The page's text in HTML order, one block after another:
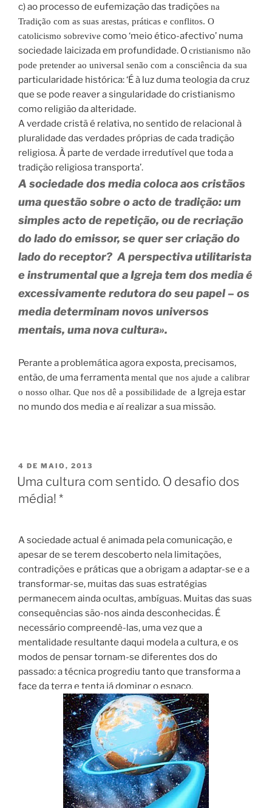
c) ao processo de eufemização das tradições na
Tradição com as suas arestas, práticas e conflitos. O
catolicismo sobrevive como ‘meio ético-afectivo’ numa
sociedade laicizada em profundidade. Ocristianismo não
pode pretender ao universal senão com a consciência da sua
particularidade histórica: ‘É à luz duma teologia da cruz
que se pode reaver a singularidade do cristianismo
como religião da alteridade.
A verdade cristã é relativa, no sentido de relacional à
pluralidade das verdades próprias de cada tradição
religiosa. À parte de verdade irredutível que toda a
tradição religiosa transporta’.
A sociedade dos media coloca aos cristãos
uma questão sobre o acto de tradição: um
simples acto de repetição, ou de recriação
do lado do emissor, se quer ser criação do
lado do receptor? A perspectiva utilitarista
e instrumental que a Igreja tem dos media é
excessivamente redutora do seu papel – os
media determinam novos universos
mentais, uma nova cultura».
Perante a problemática agora exposta, precisamos,
então, de uma ferramentamental que nos ajude a calibrar
o nosso olhar. Que nos dê a possibilidade de a Igreja estar
no mundo dos media e aí realizar a sua missão.
PUBLICADO
EM
4 DE MAIO, 2013
Uma cultura com sentido. O desafio dos
média! *
A sociedade actual é animada pela comunicação, e
apesar de se terem descoberto nela limitações,
contradições e práticas que a obrigam a adaptar-se e a
transformar-se, muitas das suas estratégias
permanecem ainda ocultas, ambíguas. Muitas das suas
consequências são-nos ainda desconhecidas. É
necessário compreendê-las, uma vez que a
mentalidade resultante daqui modela a cultura, e os
modos de pensar tornam-se diferentes dos do
passado: a técnica progrediu tanto que transforma a
face da terra e tenta já dominar o espaço.